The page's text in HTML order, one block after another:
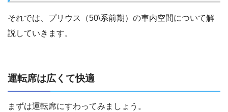
それでは、プリウス（50\系前期）の車内空間について解
説していきます。
運転席は広くて快適
まずは運転席にすわってみましょう。